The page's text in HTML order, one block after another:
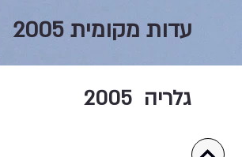
עדות מקומית 2005
גלריה 2005